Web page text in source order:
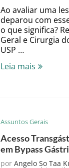
Ao avaliar uma
deparou com
o que significa?
Geral e Cirurgia
USP …
Leia mais
Assuntos Gerais
Acesso
em Bypass
por Angelo So Taa